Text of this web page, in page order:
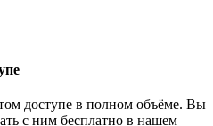
доступе в полном объёме. Вы
с ним бесплатно в нашем